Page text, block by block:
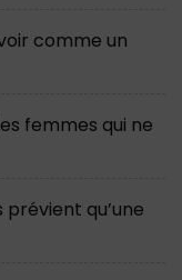
comme un
femmes qui ne
qu’une